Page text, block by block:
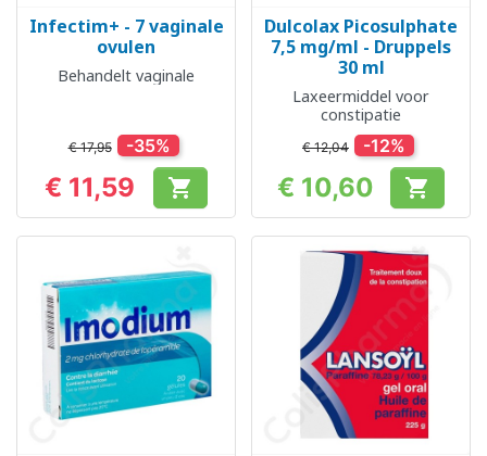
Infectim+ - 7 vaginale
ovulen
Behandelt vaginale
€ 17,95 -35%
Prijs
€ 11,59 
Dulcolax Picosulphate
7,5 mg/ml - Druppels
30 ml
Laxeermiddel voor
constipatie
€ 12,04 -12%
Prijs
€ 10,60 